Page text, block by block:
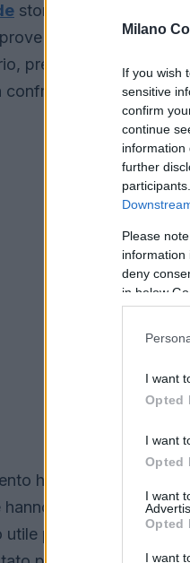
Milano
If you wish
sensitive
confirm
continue
information
further
Please
information
deny
in below
I want
Opted
I want
Opted
I want
Opted
I want
storico circuito
tecniche — uno
precisione e velocità
confronto serrato tra le
hanno partecipato
hanno contribuito ad
utile per i ragazzi in